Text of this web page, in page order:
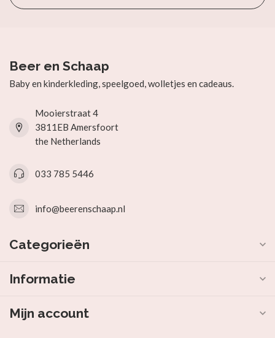
Beer en Schaap
Baby en kinderkleding, speelgoed, wolletjes en cadeaus.
Mooierstraat 4
3811EB Amersfoort
the Netherlands
033 785 5446
info@beerenschaap.nl
Categorieën
Informatie
Mijn account